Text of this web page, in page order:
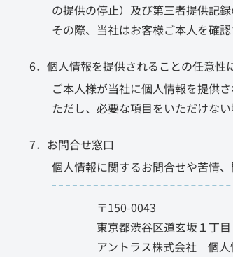
の提供の停止）及び第三者提供記
その際、当社はお客様ご本人を確
6．個人情報を提供されることの任意性
ご本人様が当社に個人情報を提供
ただし、必要な項目をいただけな
7．お問合せ窓口
個人情報に関するお問合せや苦情
〒150-0043
東京都渋谷区道玄坂１丁
アントラス株式会社 個人